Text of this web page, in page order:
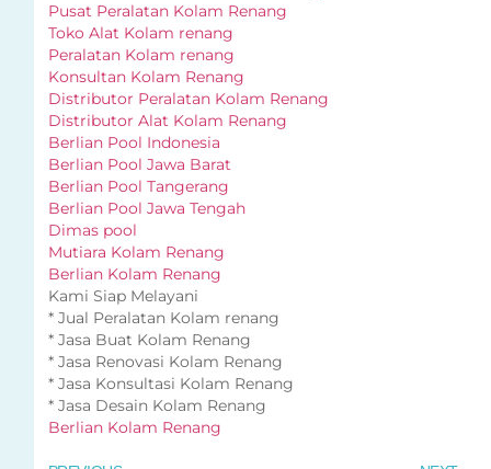
Pusat Peralatan Kolam Renang
Toko Alat Kolam renang
Peralatan Kolam renang
Konsultan Kolam Renang
Distributor Peralatan Kolam Renang
Distributor Alat Kolam Renang
Berlian Pool Indonesia
Berlian Pool Jawa Barat
Berlian Pool Tangerang
Berlian Pool Jawa Tengah
Dimas pool
Mutiara Kolam Renang
Berlian Kolam Renang
Kami Siap Melayani
* Jual Peralatan Kolam renang
* Jasa Buat Kolam Renang
* Jasa Renovasi Kolam Renang
* Jasa Konsultasi Kolam Renang
* Jasa Desain Kolam Renang
Berlian Kolam Renang